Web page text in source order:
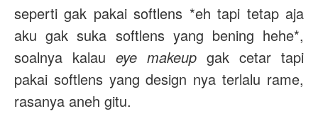
seperti gak pakai softlens *eh tapi tetap aja
aku gak suka softlens yang bening hehe*,
soalnya kalau eye makeup gak cetar tapi
pakai softlens yang design nya terlalu rame,
rasanya aneh gitu.